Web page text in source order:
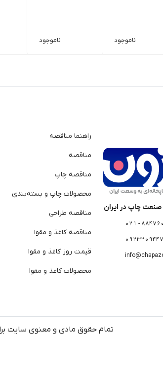
ناموجود ناموجود
چاپ در ایران
88476086
راهنما مناقصه
مناقصه
مناقصه چاپ
محصولات چاپ و بسته‌بندی
مناقصه طراحی
مناقصه کاغذ و مقوا
قیمت روز کاغذ و مقوا
محصولات کاغذ و مقوا
تمام حقوق مادی و معنوی سایت